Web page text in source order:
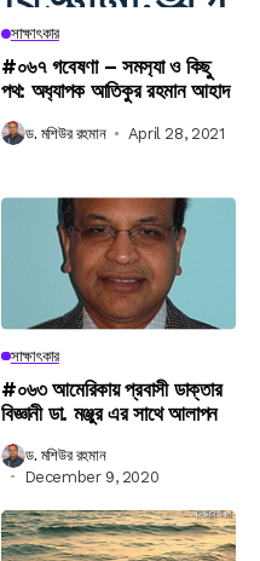
সাক্ষাৎকার
#০৬৭ গবেষণা – সমস‍্যা ও কিছু
পথ: অধ‍্যাপক আতিকুর রহমান আহাদ
ড. মশিউর রহমান April 28, 2021
সাক্ষাৎকার
#০৬৩ আমেরিকায় প্রবাসী ডাক্তার
বিজ্ঞানী ডা. মঞ্জুর এর সাথে আলাপন
ড. মশিউর রহমান
December 9, 2020